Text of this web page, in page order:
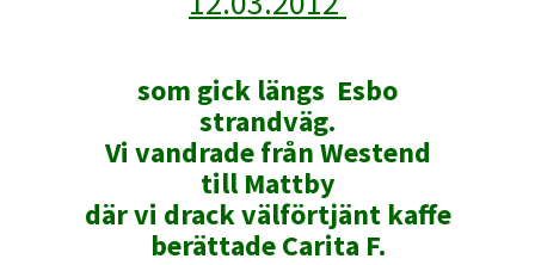
som gick längs Esbo
strandväg.
Vi vandrade från Westend
till Mattby
där vi drack välförtjänt kaffe
berättade Carita F.